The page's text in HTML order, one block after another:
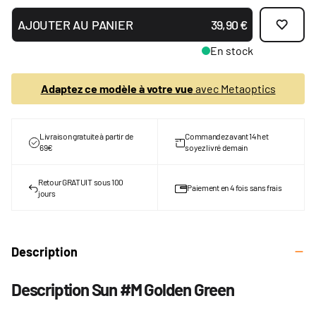
AJOUTER AU PANIER 39,90 €
En stock
Adaptez ce modèle à votre vueavec Metaoptics
Livraison gratuite à partir de
69€
Commandez avant 14h et
soyez livré demain
Retour GRATUIT sous 100
jours
Paiement en 4 fois sans frais
Description
Description Sun #M Golden Green